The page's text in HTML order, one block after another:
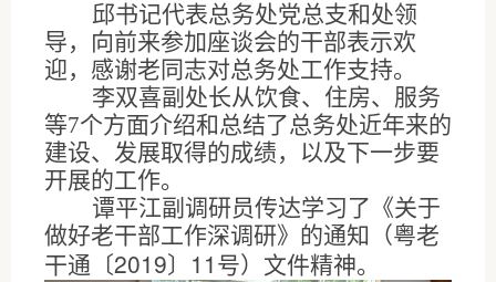
邱书记代表总务处党总支和处领
导，向前来参加座谈会的干部表示欢
迎，感谢老同志对总务处工作支持。
李双喜副处长从饮食、住房、服务
等7个方面介绍和总结了总务处近年来的
建设、发展取得的成绩，以及下一步要
开展的工作。
谭平江副调研员传达学习了《关于
做好老干部工作深调研》的通知（粤老
干通
〔2019〕 11号）文件精神。